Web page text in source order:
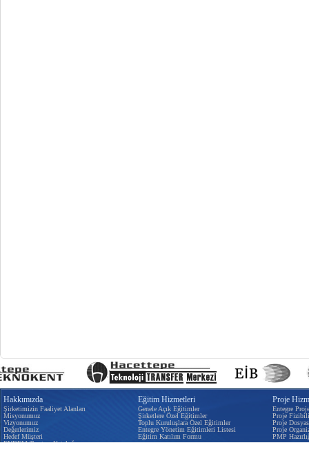
Hakkımızda
Şirketimizin Faaliyet Alanları
Misyonumuz
Vizyonumuz
Değerlerimiz
Hedef Müşteri
EYDEM Tanıtım Kataloğu
Eğitim Hizmetleri
Genele Açık Eğitimler
Şirketlere Özel Eğitimler
Toplu Kuruluşlara Özel Eğitimler
Entegre Yönetim Eğitimleri Listesi
Eğitim Katılım Formu
Proje
Entegre
Proje
Proje
Proje
PMP